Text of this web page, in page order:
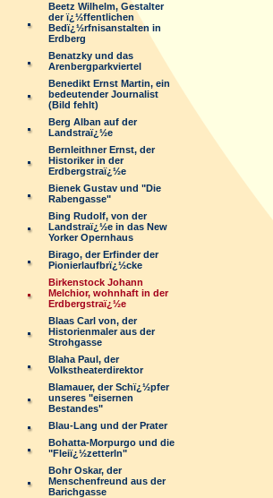
Beetz Wilhelm, Gestalter
der ï¿½ffentlichen
Bedï¿½rfnisanstalten in
Erdberg
Benatzky und das
Arenbergparkviertel
Benedikt Ernst Martin, ein
bedeutender Journalist
(Bild fehlt)
Berg Alban auf der
Landstraï¿½e
Bernleithner Ernst, der
Historiker in der
Erdbergstraï¿½e
Bienek Gustav und "Die
Rabengasse"
Bing Rudolf, von der
Landstraï¿½e in das New
Yorker Opernhaus
Birago, der Erfinder der
Pionierlaufbrï¿½cke
Birkenstock Johann
Melchior, wohnhaft in der
Erdbergstraï¿½e
Blaas Carl von, der
Historienmaler aus der
Strohgasse
Blaha Paul, der
Volkstheaterdirektor
Blamauer, der Schï¿½pfer
unseres "eisernen
Bestandes"
Blau-Lang und der Prater
Bohatta-Morpurgo und die
"Fleiï¿½zetterln"
Bohr Oskar, der
Menschenfreund aus der
Barichgasse